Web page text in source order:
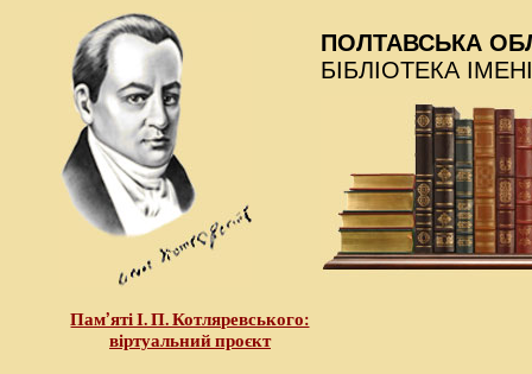
Пам’яті І. П. Котляревського:
віртуальний проєкт
ПОЛТАВСЬКА
БІБЛІОТЕКА